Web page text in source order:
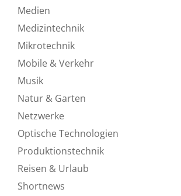
Medien
Medizintechnik
Mikrotechnik
Mobile & Verkehr
Musik
Natur & Garten
Netzwerke
Optische Technologien
Produktionstechnik
Reisen & Urlaub
Shortnews